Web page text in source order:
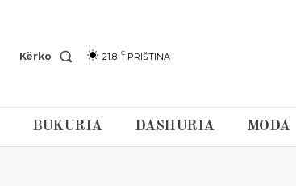
Kërko 21.8 C PRIŠTINA
BUKURIA DASHURIA MODA